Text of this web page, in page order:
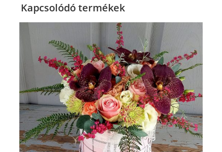
Kapcsolódó termékek